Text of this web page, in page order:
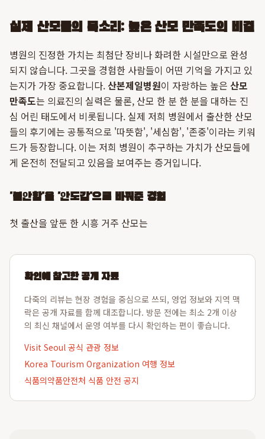
실제 산모들의 목소리: 높은 산모 만족도의 비결
병원의 진정한 가치는 최첨단 장비나 화려한 시설만으로 완성
되지 않습니다. 그곳을 경험한 사람들이 어떤 기억을 가지고 있
는지가 가장 중요합니다.산본제일병원이 자랑하는 높은 산모
만족도는 의료진의 실력은 물론, 산모 한 분 한 분을 대하는 진
심 어린 태도에서 비롯됩니다. 실제 저희 병원에서 출산한 산모
들의 후기에는 공통적으로 '따뜻함', '세심함', '존중'이라는 키워
드가 등장합니다. 이는 저희 병원이 추구하는 가치가 산모들에
게 온전히 전달되고 있음을 보여주는 증거입니다.
'불안함'을 '안도감'으로 바꿔준 경험
첫 출산을 앞둔 한 시흥 거주 산모는
확인에 참고한 공개 자료
다죽의 리뷰는 현장 경험을 중심으로 쓰되, 영업 정보와 지역 맥
락은 공개 자료를 함께 대조합니다. 방문 전에는 최소 2개 이상
의 최신 채널에서 운영 여부를 다시 확인하는 편이 좋습니다.
Visit Seoul 공식 관광 정보
Korea Tourism Organization 여행 정보
식품의약품안전처 식품 안전 공지